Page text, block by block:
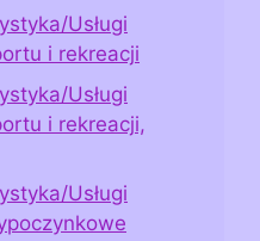
Usługi
i rekreacji
Usługi
i rekreacji,
Usługi